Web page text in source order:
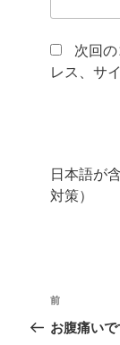
次回
レス、サ
日本語が
対策）
投
稿
前
の
前
お腹痛い